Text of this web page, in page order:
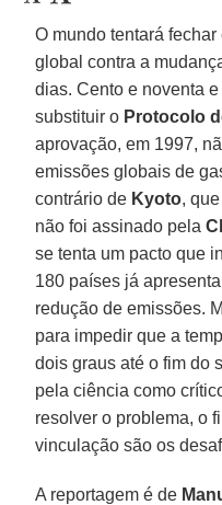
O mundo tentará fechar
global contra a
dias. Cento e noventa
substituir o Protocolo
aprovação, em 1997,
emissões globais de
contrário de Kyoto,
não foi assinado pela
se tenta um pacto que
180 países já
redução de emissões.
para impedir que a
dois graus até o fim do
pela ciência como
resolver o problema, o
vinculação são os
A reportagem é de